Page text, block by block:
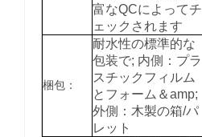
富なQCによってチ
ェックされます
梱包：
耐水性の標準的な
包装で; 内側：プラ
スチックフィルム
とフォーム＆amp;
外側：木製の箱/パ
レット